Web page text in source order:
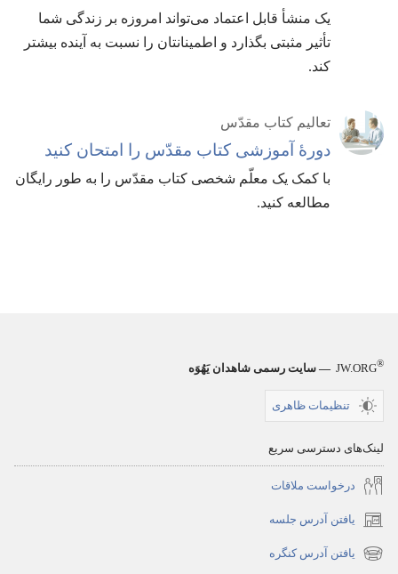
یک منشأ قابل اعتماد می‌تواند امروزه بر زندگی شما
تأثیر مثبتی بگذارد و اطمینانتان را نسبت به آینده بیشتر
کند.‏
تعالیم کتاب مقدّس
دورهٔ آموزشی کتاب مقدّس را امتحان کنید
با کمک یک معلّم شخصی کتاب مقدّس را به طور رایگان
مطالعه کنید.‏
JW.ORG® — سایت رسمی شاهدان یَهُوَه
تنظیمات ظاهری
لینک‌های دسترسی سریع
درخواست ملاقات
یافتن آدرس جلسه
(پنجره‌ای
جدید
یافتن آدرس کنگره
(پنجره‌ای